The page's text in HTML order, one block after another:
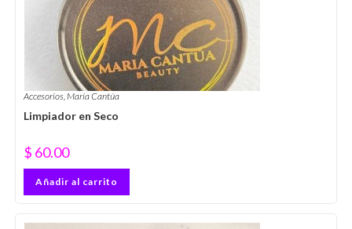
Accesorios, María Cantúa
Limpiador en Seco
$ 60.00
Añadir al carrito